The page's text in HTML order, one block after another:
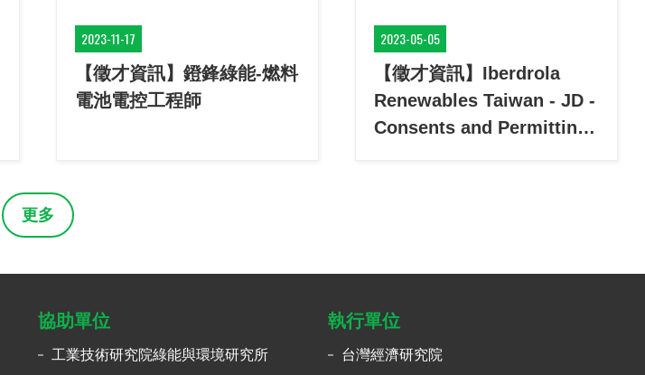
2023-11-17
【徵才資訊】鐙鋒綠能-燃料
電池電控工程師
2023-05-05
【徵才資訊】Iberdrola
Renewables Taiwan - JD -
Consents and Permitting
更多
協助單位
工業技術研究院綠能與環境研究所
執行單位
台灣經濟研究院